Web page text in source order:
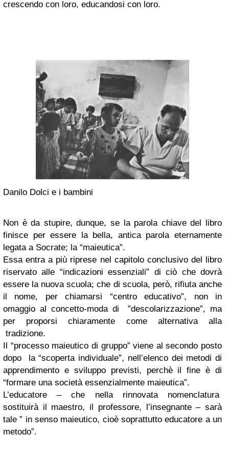
crescendo con loro, educandosi con loro.
Danilo Dolci e i bambini
Non è da stupire, dunque, se la parola chiave del libro
finisce per essere la bella, antica parola eternamente
legata a Socrate; la “maieutica”.
Essa entra a più riprese nel capitolo conclusivo del libro
riservato alle “indicazioni essenziali” di ciò che dovrà
essere la nuova scuola; che di scuola, però, rifiuta anche
il nome, per chiamarsi “centro educativo”, non in
omaggio al concetto-moda di ”descolarizzazione”, ma
per proporsi chiaramente come alternativa alla
tradizione.
Il “processo maieutico di gruppo” viene al secondo posto
dopo la “scoperta individuale”, nell’elenco dei metodi di
apprendimento e sviluppo previsti, perchè il fine è di
“formare una società essenzialmente maieutica”.
L’educatore – che nella rinnovata nomenclatura
sostituirà il maestro, il professore, l’insegnante – sarà
tale ” in senso maieutico, cioè soprattutto educatore a un
metodo”.